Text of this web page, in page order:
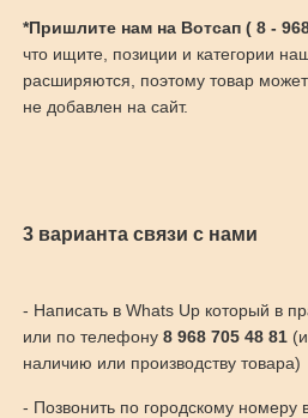
*Пришлите нам на Вотсап ( 8 -
что ищите, позиции и категории
расширяются, поэтому товар
не добавлен на сайт.
3 варианта связи с нами
- Написать в Whats Up который в
или по телефону 8 968 705 48 81(и
наличию или производству товара)
- Позвонить по городскому номеру